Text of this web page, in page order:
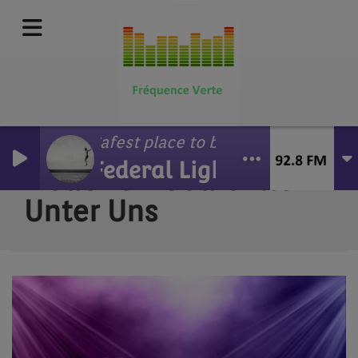
Safest place to be
Federal Lights
Lieder Un Gedichtle
Unter Uns